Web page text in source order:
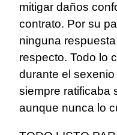
mitigar daños
contrato. Por su
ninguna
respecto. Todo lo
durante el
siempre ratificaba
aunque nunca lo